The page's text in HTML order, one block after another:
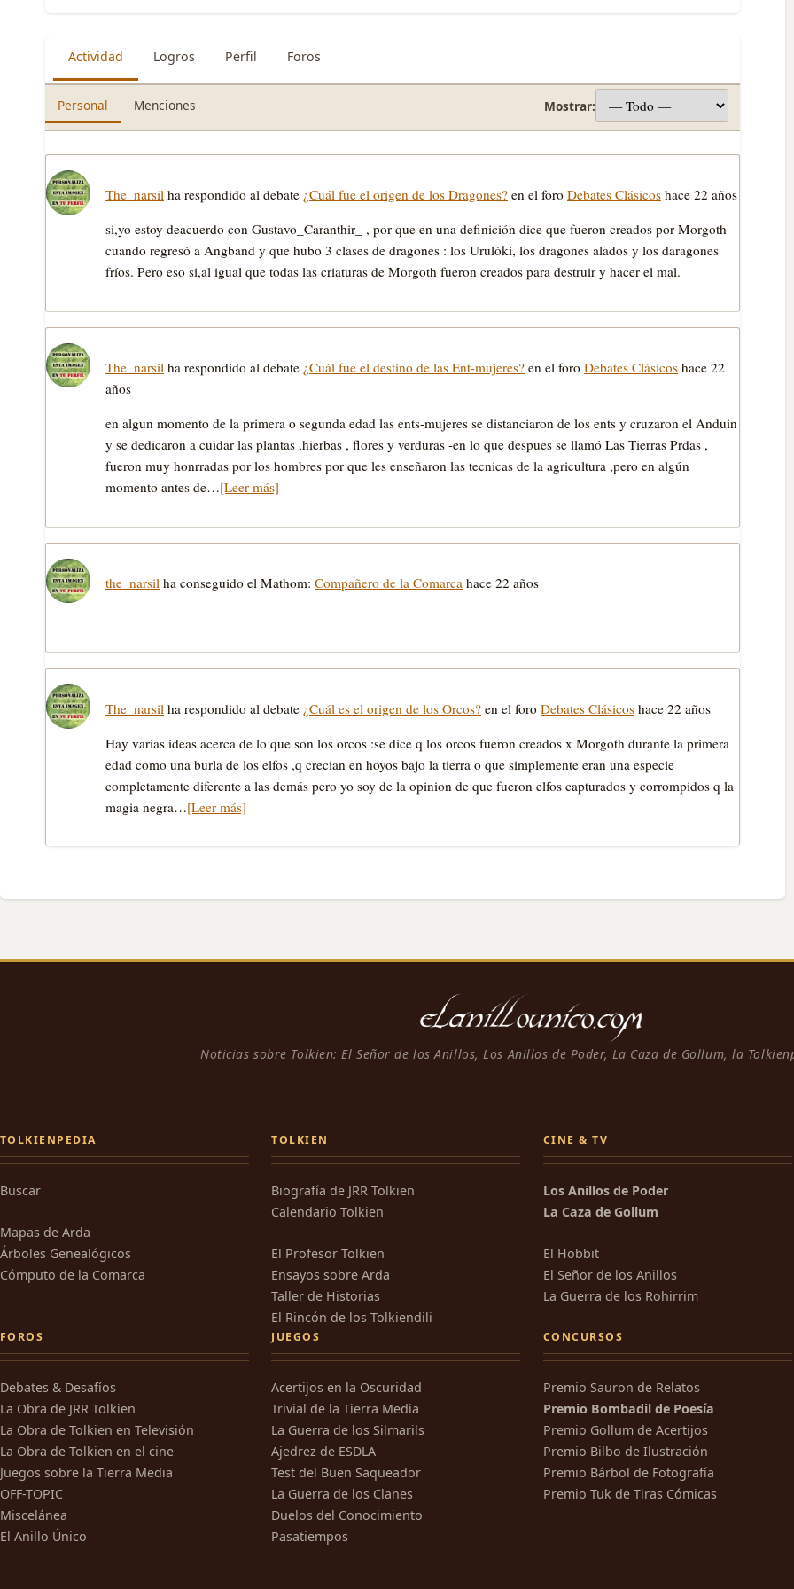
Actividad Logros Perfil Foros
Personal Menciones Mostrar:
The_narsil ha respondido al debate ¿Cuál fue el origen de los Dragones? en el foro Debates Clásicos hace 22 años
si,yo estoy deacuerdo con Gustavo_Caranthir_ , por que en una definición dice que fueron creados por Morgoth
cuando regresó a Angband y que hubo 3 clases de dragones : los Urulóki, los dragones alados y los daragones
fríos. Pero eso si,al igual que todas las criaturas de Morgoth fueron creados para destruir y hacer el mal.
The_narsil ha respondido al debate ¿Cuál fue el destino de las Ent-mujeres? en el foro Debates Clásicos hace 22
años
en algun momento de la primera o segunda edad las ents-mujeres se distanciaron de los ents y cruzaron el Anduin
y se dedicaron a cuidar las plantas ,hierbas , flores y verduras -en lo que despues se llamó Las Tierras Prdas ,
fueron muy honrradas por los hombres por que les enseñaron las tecnicas de la agricultura ,pero en algún
momento antes de…[Leer más]
the_narsil ha conseguido el Mathom: Compañero de la Comarca hace 22 años
The_narsil ha respondido al debate ¿Cuál es el origen de los Orcos? en el foro Debates Clásicos hace 22 años
Hay varias ideas acerca de lo que son los orcos :se dice q los orcos fueron creados x Morgoth durante la primera
edad como una burla de los elfos ,q crecian en hoyos bajo la tierra o que simplemente eran una especie
completamente diferente a las demás pero yo soy de la opinion de que fueron elfos capturados y corrompidos q la
magia negra…[Leer más]
Noticias sobre Tolkien: El Señor de los Anillos, Los Anillos de Poder, La Caza de Gollum, la
TOLKIENPEDIA
Buscar
Mapas de Arda
Árboles Genealógicos
Cómputo de la Comarca
TOLKIEN
Biografía de JRR Tolkien
Calendario Tolkien
El Profesor Tolkien
Ensayos sobre Arda
Taller de Historias
El Rincón de los Tolkiendili
CINE & TV
Los Anillos de Poder
La Caza de Gollum
El Hobbit
El Señor de los Anillos
La Guerra de los Rohirrim
FOROS
Debates & Desafíos
La Obra de JRR Tolkien
La Obra de Tolkien en Televisión
La Obra de Tolkien en el cine
Juegos sobre la Tierra Media
OFF-TOPIC
Miscelánea
El Anillo Único
JUEGOS
Acertijos en la Oscuridad
Trivial de la Tierra Media
La Guerra de los Silmarils
Ajedrez de ESDLA
Test del Buen Saqueador
La Guerra de los Clanes
Duelos del Conocimiento
Pasatiempos
CONCURSOS
Premio Sauron de Relatos
Premio Bombadil de Poesía
Premio Gollum de Acertijos
Premio Bilbo de Ilustración
Premio Bárbol de Fotografía
Premio Tuk de Tiras Cómicas